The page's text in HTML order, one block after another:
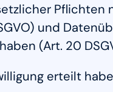
Pflichten
und
(Art. 20
erteilt